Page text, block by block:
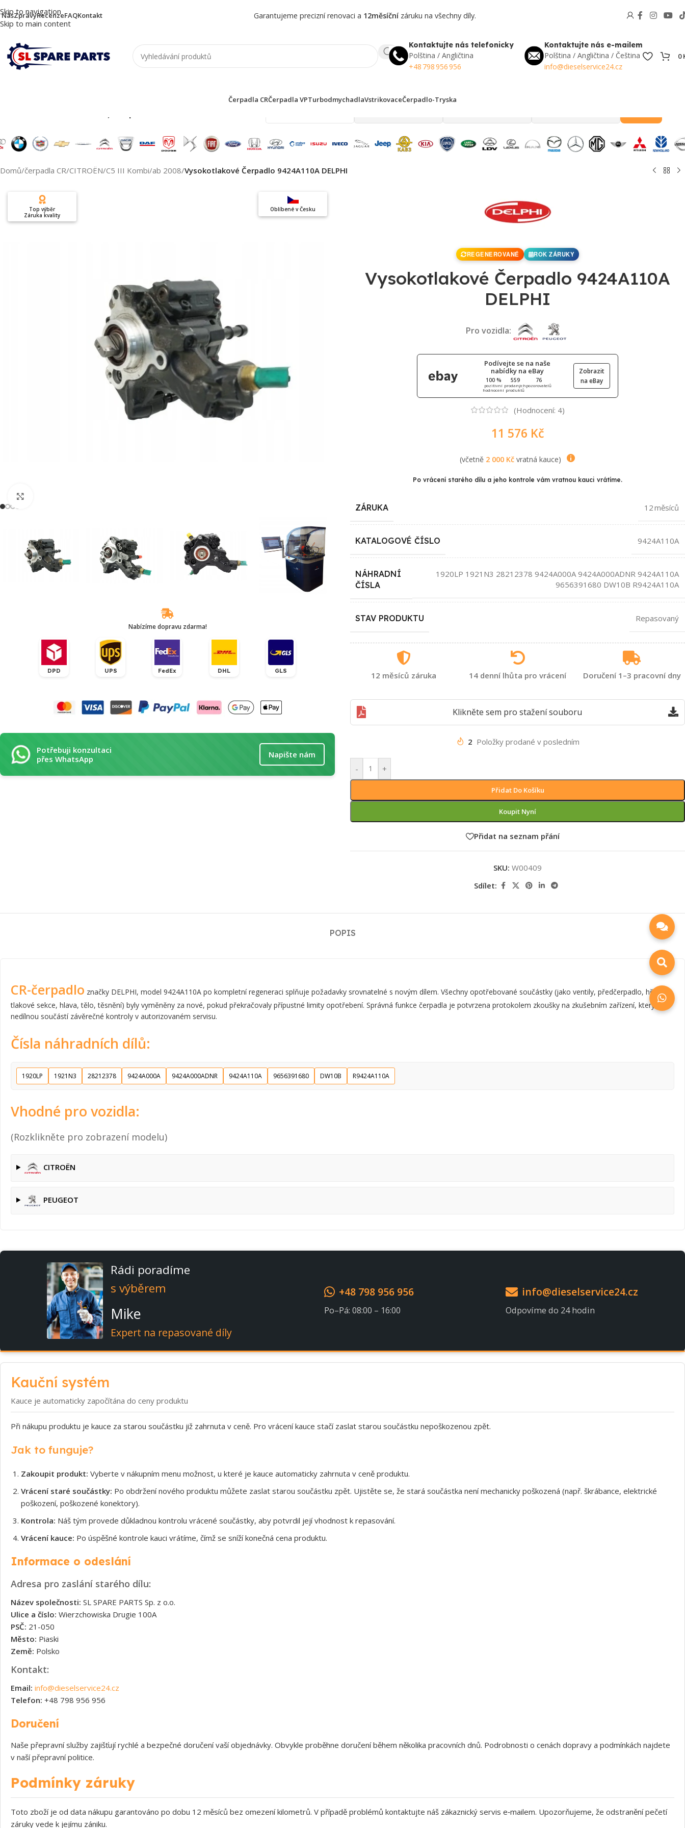
Skip to navigation
Skip to main content
NásZprávyRecenzeFAQKontakt Garantujeme precizní renovaci a 12měsíčnízáruku na všechny díly.
Kontaktujte nás telefonicky
Polština / Angličtina
+48 798 956 956
Kontaktujte nás e-mailem
Polština / Angličtina / Čeština
info@dieselservice24.cz
0
Čerpadla CRČerpadla VPTurbodmychadlaVstrikovaceČerpadlo-Tryska
Domů/čerpadla CR/CITROËN/C5 III Kombi/ab 2008/Vysokotlakové Čerpadlo 9424A110A DELPHI
Oblíbené v Česku
Top výběr
Záruka kvality
Nabízíme dopravu zdarma!
DPD UPS FedEx DHL GLS
Potřebuji konzultaci
přes WhatsApp
Napište nám
REGENEROVANÉ ROK ZÁRUKY
Vysokotlakové Čerpadlo 9424A110A
DELPHI
Pro vozidla:
Podívejte se na naše
nabídky na eBay
100 %
pozitivní
hodnocení
559
prodaných
produktů
76
pozorovatelů
Zobrazit
na eBay
(Hodnocení: 4)
11 576 Kč
(včetně 2 000 Kčvratná kauce)
Po vrácení starého dílu a jeho kontrole vám vratnou kauci vrátíme.
ZÁRUKA 12 měsíců
KATALOGOVÉ ČÍSLO 9424A110A
NÁHRADNÍ
ČÍSLA
1920LP 1921N3 28212378 9424A000A 9424A000ADNR 9424A110A
9656391680 DW10B R9424A110A
STAV PRODUKTU Repasovaný
12 měsíců záruka 14 denní lhůta pro vrácení Doručení 1–3 pracovní dny
Klikněte sem pro stažení souboru
2 Položky prodané v posledním
- +
Přidat Do Košíku
Koupit Nyní
Přidat na seznam přání
SKU: W00409
Sdílet:
POPIS
CR-čerpadlo značky DELPHI, model 9424A110A po kompletní regeneraci splňuje požadavky srovnatelné s novým dílem. Všechny opotřebované součástky (jako ventily, předčerpadlo, hřídel,
tlakové sekce, hlava, tělo, těsnění) byly vyměněny za nové, pokud překračovaly přípustné limity opotřebení. Správná funkce čerpadla je potvrzena protokolem zkoušky na zkušebním zařízení, který je
nedílnou součástí závěrečné kontroly v autorizovaném servisu.
Čísla náhradních dílů:
1920LP 1921N3 28212378 9424A000A 9424A000ADNR 9424A110A 9656391680 DW10B R9424A110A
Vhodné pro vozidla:
(Rozklikněte pro zobrazení modelu)
CITROËN
PEUGEOT
Rádi poradíme
s výběrem
Mike
Expert na repasované díly
+48 798 956 956
Po–Pá: 08:00 – 16:00
info@dieselservice24.cz
Odpovíme do 24 hodin
Kauční systém
Kauce je automaticky započítána do ceny produktu
Při nákupu produktu je kauce za starou součástku již zahrnuta v ceně. Pro vrácení kauce stačí zaslat starou součástku nepoškozenou zpět.
Jak to funguje?
Zakoupit produkt: Vyberte v nákupním menu možnost, u které je kauce automaticky zahrnuta v ceně produktu.
Vrácení staré součástky: Po obdržení nového produktu můžete zaslat starou součástku zpět. Ujistěte se, že stará součástka není mechanicky poškozená (např. škrábance, elektrické
poškození, poškozené konektory).
Kontrola: Náš tým provede důkladnou kontrolu vrácené součástky, aby potvrdil její vhodnost k repasování.
Vrácení kauce: Po úspěšné kontrole kauci vrátíme, čímž se sníží konečná cena produktu.
Informace o odeslání
Adresa pro zaslání starého dílu:
Název společnosti: SL SPARE PARTS Sp. z o.o.
Ulice a číslo: Wierzchowiska Drugie 100A
PSČ: 21-050
Město: Piaski
Země: Polsko
Kontakt:
Email: info@dieselservice24.cz
Telefon: +48 798 956 956
Doručení
Naše přepravní služby zajišťují rychlé a bezpečné doručení vaší objednávky. Obvykle proběhne doručení během několika pracovních dnů. Podrobnosti o cenách dopravy a podmínkách najdete
v naší přepravní politice.
Podmínky záruky
Toto zboží je od data nákupu garantováno po dobu 12 měsíců bez omezení kilometrů. V případě problémů kontaktujte náš zákaznický servis e‑mailem. Upozorňujeme, že odstranění pečetí
záruky vede k jejímu zániku.